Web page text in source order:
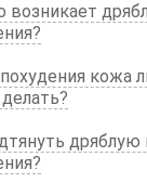
возникает
кожа